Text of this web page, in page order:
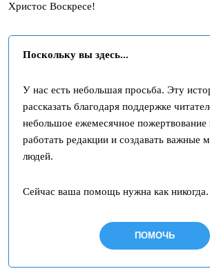
Христос Воскресе!
Поскольку вы здесь...
У нас есть небольшая просьба. Эту
рассказать благодаря поддержке
небольшое ежемесячное пожертвование
работать редакции и создавать важные
людей.
Сейчас ваша помощь нужна как никогда.
ПОМОЧЬ